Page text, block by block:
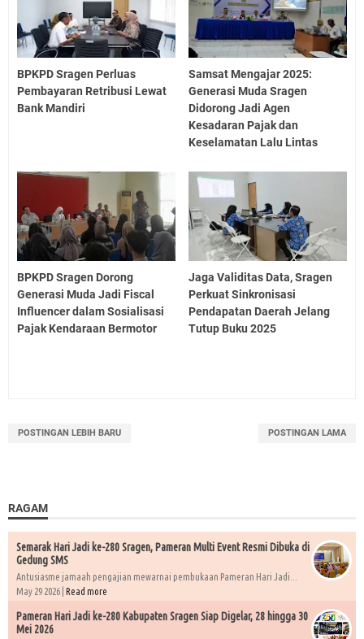
BPKPD Sragen Perluas
Pembayaran Retribusi Lewat
Bank Mandiri
Samsat Mengajar 2025:
Generasi Muda Sragen
Didorong Jadi Agen
Kesadaran Pajak dan
Keselamatan Lalu Lintas
BPKPD Sragen Dorong
Generasi Muda Jadi Fiscal
Influencer dalam Sosialisasi
Pajak Kendaraan Bermotor
Jaga Validitas Data, Sragen
Perkuat Sinkronisasi
Pendapatan Daerah Jelang
Tutup Buku 2025
POSTINGAN LEBIH BARU POSTINGAN LAMA
RAGAM
Semarak Hari Jadi ke-280 Sragen, Pameran Multi Event Resmi Dibuka di
Gedung SMS
Antusiasme jamaah pengajian mewarnai pembukaan Pameran Hari Jadi...
May 29 2026 | Read more
Pameran Hari Jadi ke-280 Kabupaten Sragen Siap Digelar, 28 hingga 30
Mei 2026